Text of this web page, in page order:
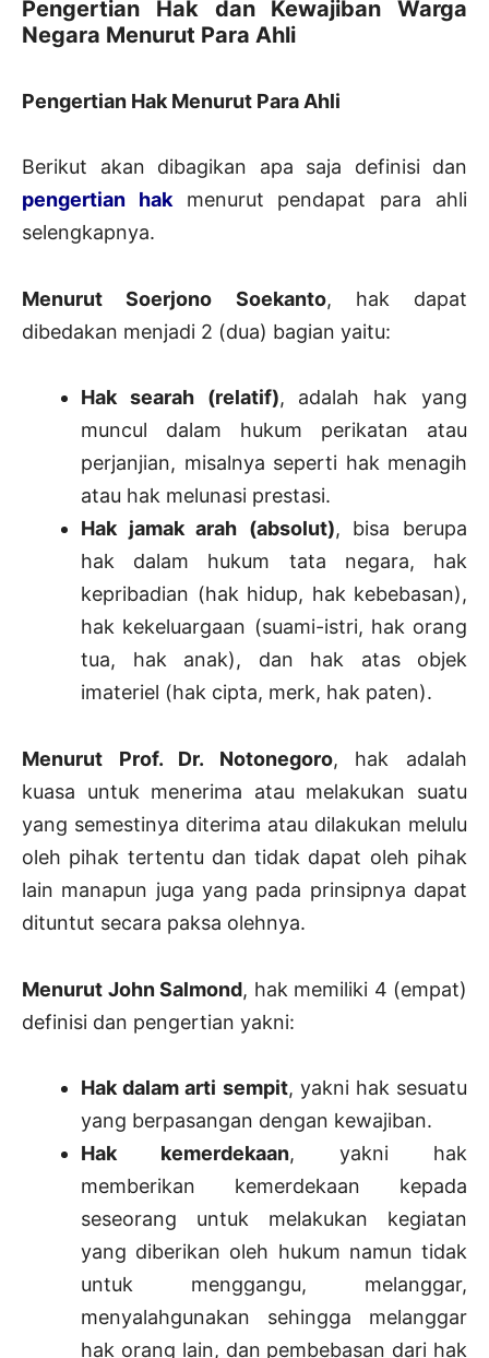
Pengertian Hak dan Kewajiban Warga
Negara Menurut Para Ahli
Pengertian Hak Menurut Para Ahli
Berikut akan dibagikan apa saja definisi dan
pengertian hakmenurut pendapat para ahli
selengkapnya.
Menurut Soerjono Soekanto, hak dapat
dibedakan menjadi 2 (dua) bagian yaitu:
Hak searah (relatif), adalah hak yang
muncul dalam hukum perikatan atau
perjanjian, misalnya seperti hak menagih
atau hak melunasi prestasi.
Hak jamak arah (absolut), bisa berupa
hak dalam hukum tata negara, hak
kepribadian (hak hidup, hak kebebasan),
hak kekeluargaan (suami-istri, hak orang
tua, hak anak), dan hak atas objek
imateriel (hak cipta, merk, hak paten).
Menurut Prof. Dr. Notonegoro, hak adalah
kuasa untuk menerima atau melakukan suatu
yang semestinya diterima atau dilakukan melulu
oleh pihak tertentu dan tidak dapat oleh pihak
lain manapun juga yang pada prinsipnya dapat
dituntut secara paksa olehnya.
Menurut John Salmond, hak memiliki 4 (empat)
definisi dan pengertian yakni:
Hak dalam arti sempit, yakni hak sesuatu
yang berpasangan dengan kewajiban.
Hak kemerdekaan, yakni hak
memberikan kemerdekaan kepada
seseorang untuk melakukan kegiatan
yang diberikan oleh hukum namun tidak
untuk menggangu, melanggar,
menyalahgunakan sehingga melanggar
hak orang lain, dan pembebasan dari hak